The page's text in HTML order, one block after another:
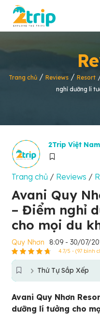
Trang chủ/ Reviews/ Resort
nghỉ dưỡng lí
2Trip Việt Nam
Trang chủ / Reviews /
Avani Quy
– Điểm nghỉ
cho mọi du
Quy Nhơn 8:09 - 30/07/
4.7/5 - (97 bình
Thứ Tự Sắp Xếp
Avani Quy Nhơn
dưỡng lí tưởng cho